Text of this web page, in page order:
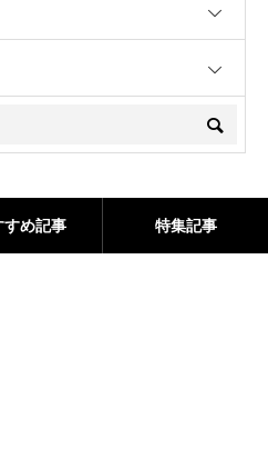
すめ記事 特集記事